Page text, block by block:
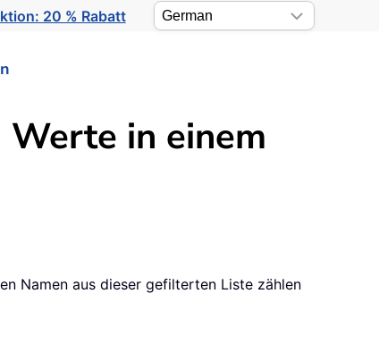
20 % Rabatt
in einem
Namen aus dieser gefilterten Liste zählen